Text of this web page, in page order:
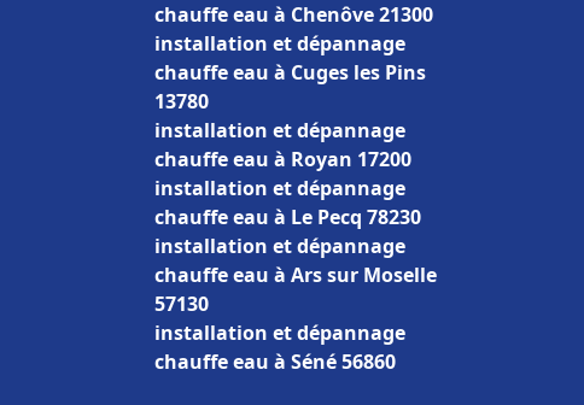
chauffe eau à Chenôve 21300
installation et dépannage
chauffe eau à Cuges les Pins
13780
installation et dépannage
chauffe eau à Royan 17200
installation et dépannage
chauffe eau à Le Pecq 78230
installation et dépannage
chauffe eau à Ars sur Moselle
57130
installation et dépannage
chauffe eau à Séné 56860